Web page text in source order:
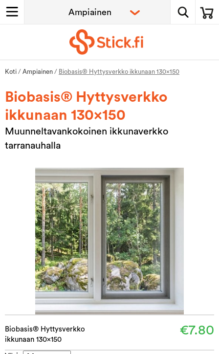
Koti / Ampiainen / Biobasis® Hyttysverkko ikkunaan 130x150
Biobasis® Hyttysverkko
ikkunaan 130x150
Muunneltavankokoinen ikkunaverkko
tarranauhalla
Biobasis® Hyttysverkko
ikkunaan 130x150
€7.80